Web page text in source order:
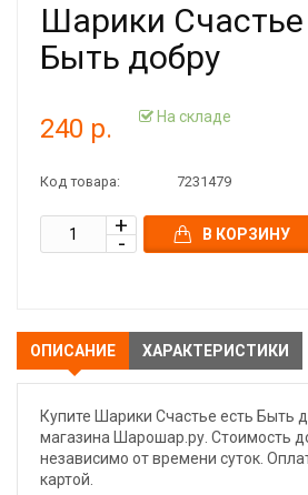
Шарики Счастье
Быть добру
240 р. На складе
Код товара: 7231479
В КОРЗИНУ
ОПИСАНИЕ ХАРАКТЕРИСТИКИ
Купите Шарики Счастье есть Быть
магазина Шарошар.ру. Стоимость
независимо от времени суток.
картой.